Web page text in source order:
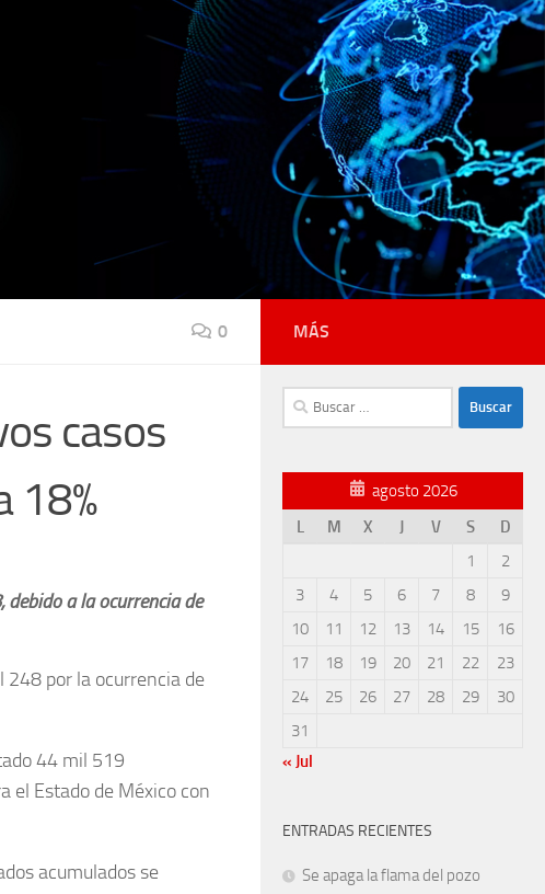
0
casos
18%
a la ocurrencia de
por la ocurrencia de
44 mil 519
el Estado de México con
acumulados se
MÁS
Buscar:
agosto 2026
L
M X J V S
D
1
2
3
4 5 6 7 8
9
10
11 12 13 14 15
16
17
18 19 20 21 22
23
24
25 26 27 28 29
30
31
« Jul
ENTRADAS RECIENTES
Se apaga la flama del pozo